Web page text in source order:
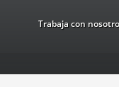
Trabaja con